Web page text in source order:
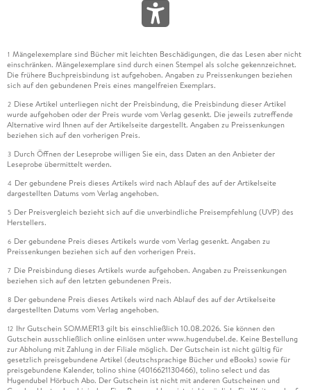
1 Mängelexemplare sind Bücher mit leichten Beschädigungen, die das Lesen aber nicht
einschränken. Mängelexemplare sind durch einen Stempel als solche gekennzeichnet.
Die frühere Buchpreisbindung ist aufgehoben. Angaben zu Preissenkungen beziehen
sich auf den gebundenen Preis eines mangelfreien Exemplars.
2 Diese Artikel unterliegen nicht der Preisbindung, die Preisbindung dieser Artikel
wurde aufgehoben oder der Preis wurde vom Verlag gesenkt. Die jeweils zutreffende
Alternative wird Ihnen auf der Artikelseite dargestellt. Angaben zu Preissenkungen
beziehen sich auf den vorherigen Preis.
3 Durch Öffnen der Leseprobe willigen Sie ein, dass Daten an den Anbieter der
Leseprobe übermittelt werden.
4 Der gebundene Preis dieses Artikels wird nach Ablauf des auf der Artikelseite
dargestellten Datums vom Verlag angehoben.
5 Der Preisvergleich bezieht sich auf die unverbindliche Preisempfehlung (UVP) des
Herstellers.
6 Der gebundene Preis dieses Artikels wurde vom Verlag gesenkt. Angaben zu
Preissenkungen beziehen sich auf den vorherigen Preis.
7 Die Preisbindung dieses Artikels wurde aufgehoben. Angaben zu Preissenkungen
beziehen sich auf den letzten gebundenen Preis.
8 Der gebundene Preis dieses Artikels wird nach Ablauf des auf der Artikelseite
dargestellten Datums vom Verlag angehoben.
12 Ihr Gutschein SOMMER13 gilt bis einschließlich 10.08.2026. Sie können den
Gutschein ausschließlich online einlösen unter www.hugendubel.de. Keine Bestellung
zur Abholung mit Zahlung in der Filiale möglich. Der Gutschein ist nicht gültig für
gesetzlich preisgebundene Artikel (deutschsprachige Bücher und eBooks) sowie für
preisgebundene Kalender, tolino shine (4016621130466), tolino select und das
Hugendubel Hörbuch Abo. Der Gutschein ist nicht mit anderen Gutscheinen und